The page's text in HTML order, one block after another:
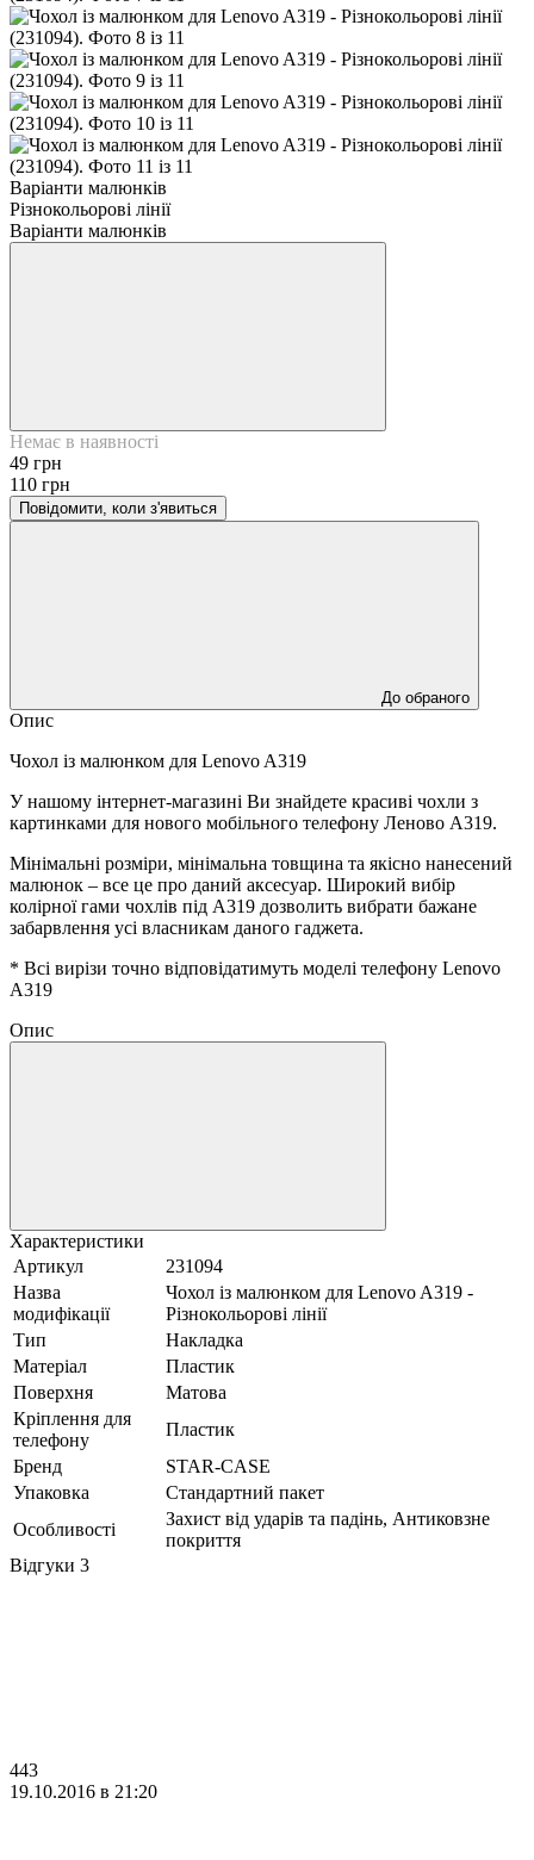
Варіанти малюнків
Різнокольорові лінії
Варіанти малюнків
Немає в наявності
49 грн
110 грн
Повідомити, коли з'явиться
До обраного
Опис
Чохол із малюнком для Lenovo A319
У нашому інтернет-магазині Ви знайдете красиві чохли з
картинками для нового мобільного телефону Леново А319.
Мінімальні розміри, мінімальна товщина та якісно нанесений
малюнок – все це про даний аксесуар. Широкий вибір
колірної гами чохлів під А319 дозволить вибрати бажане
забарвлення усі власникам даного гаджета.
* Всі вирізи точно відповідатимуть моделі телефону Lenovo
A319
Опис
Характеристики
Артикул
231094
Назва
модифікації
Чохол із малюнком для Lenovo A319 -
Різнокольорові лінії
Тип
Накладка
Матеріал
Пластик
Поверхня
Матова
Кріплення для
телефону
Пластик
Бренд
STAR-CASE
Упаковка
Стандартний пакет
Особливості
Захист від ударів та падінь, Антиковзне
покриття
Відгуки 3
443
19.10.2016 в 21:20